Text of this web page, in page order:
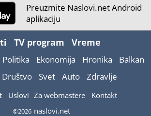
Preuzmite Naslovi.net Android
aplikaciju
TV program Vreme
Politika Ekonomija Hronika
Balkan
Društvo Svet Auto Zdravlje
Uslovi Za webmastere Kontakt
©2026 naslovi.net